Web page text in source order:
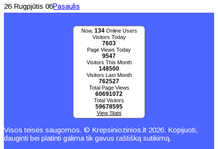
26 Rugpjūtis 06Pasaulis
Now, 134Online Users
Visitors Today
7603
Page Views Today
9547
Visitors This Month
148500
Visitors Last Month
762527
Total Page Views
60691072
Total Visitors
59678595
View Stats
Visos teisės saugomos. © Krepsiniozinios.lt 2026. Kopijuoti,
dauginti bei platinti galima tik gavus raštišką sutikimą.